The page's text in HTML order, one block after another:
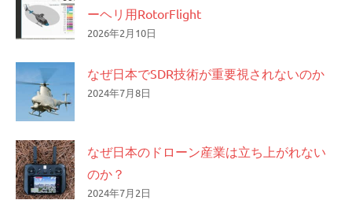
ーヘリ用RotorFlight
2026年2月10日
なぜ日本でSDR技術が重要視されないのか
2024年7月8日
なぜ日本のドローン産業は立ち上がれない
のか？
2024年7月2日